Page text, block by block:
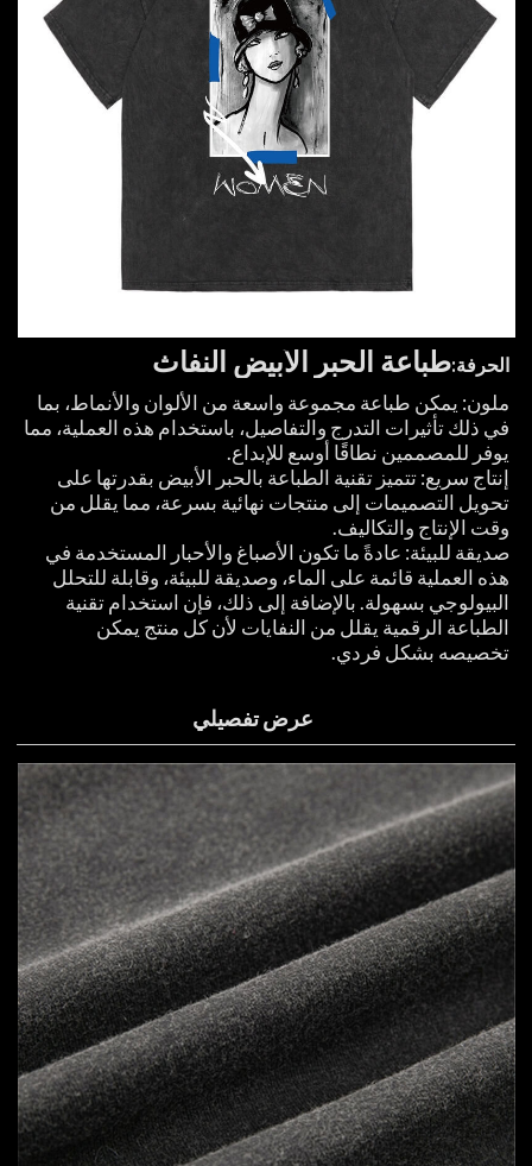
الحرفة:طباعة الحبر الأبيض النفاث
ملون: يمكن طباعة مجموعة واسعة من الألوان والأنماط، بما
في ذلك تأثيرات التدرج والتفاصيل، باستخدام هذه العملية، مما
يوفر للمصممين نطاقًا أوسع للإبداع.
إنتاج سريع: تتميز تقنية الطباعة بالحبر الأبيض بقدرتها على
تحويل التصميمات إلى منتجات نهائية بسرعة، مما يقلل من
وقت الإنتاج والتكاليف.
صديقة للبيئة: عادةً ما تكون الأصباغ والأحبار المستخدمة في
هذه العملية قائمة على الماء، وصديقة للبيئة، وقابلة للتحلل
البيولوجي بسهولة. بالإضافة إلى ذلك، فإن استخدام تقنية
الطباعة الرقمية يقلل من النفايات لأن كل منتج يمكن
تخصيصه بشكل فردي.
عرض تفصيلي